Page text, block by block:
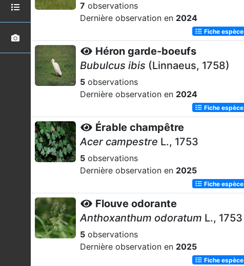
7 observations
Dernière observation en 2024
Fiche espèce
Héron garde-boeufs
Bubulcus ibis (Linnaeus, 1758)
5 observations
Dernière observation en 2024
Fiche espèce
Érable champêtre
Acer campestre L., 1753
5 observations
Dernière observation en 2025
Fiche espèce
Flouve odorante
Anthoxanthum odoratum L., 1753
5 observations
Dernière observation en 2025
Fiche espèce